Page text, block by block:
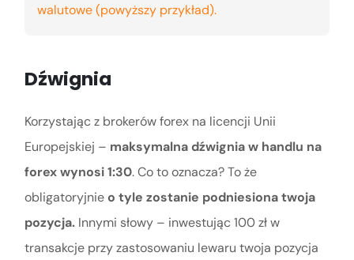
walutowe (powyższy przykład).
Dźwignia
Korzystając z brokerów forex na licencji Unii
Europejskiej – maksymalna dźwignia w handlu na
forex wynosi 1:30. Co to oznacza? To że
obligatoryjnieo tyle zostanie podniesiona twoja
pozycja.Innymi słowy – inwestując 100 zł w
transakcje przy zastosowaniu lewaru twoja pozycja